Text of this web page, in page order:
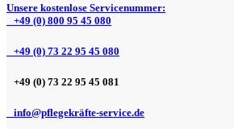
Unsere kostenlose Servicenummer:
+49 (0) 800 95 45 080
+49 (0) 73 22 95 45 080
+49 (0) 73 22 95 45 081
info@pflegekräfte-service.de